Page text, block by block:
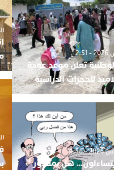
الوطنية تعلن موعد عودة
للحجرات الدراسية
هل بمقدور ”